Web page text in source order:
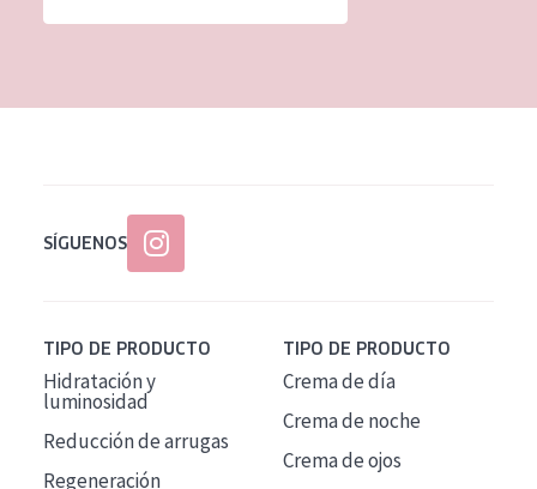
SÍGUENOS
TIPO DE PRODUCTO
Hidratación y
luminosidad
Reducción de arrugas
Regeneración
TIPO DE PRODUCTO
Crema de día
Crema de noche
Crema de ojos